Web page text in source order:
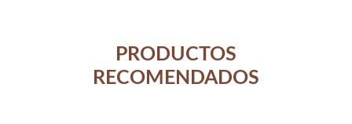
PRODUCTOS
RECOMENDADOS